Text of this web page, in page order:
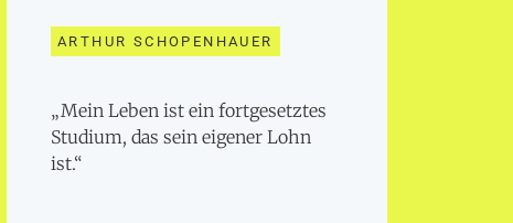
ARTHUR SCHOPENHAUER
„Mein Leben ist ein fortgesetztes
Studium, das sein eigener Lohn
ist.“